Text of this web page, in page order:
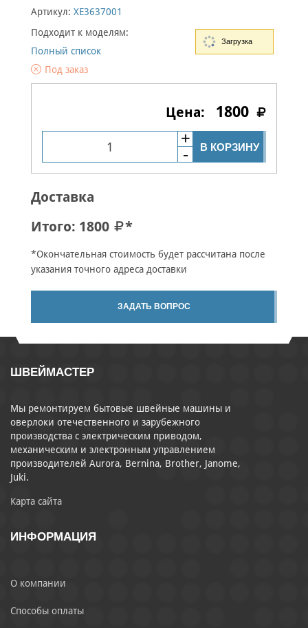
Артикул: XE3637001
Подходит к моделям:
Полный список
Под заказ
1800
В КОРЗИНУ
Доставка
Итого: 1800 *
*Окончательная стоимость будет рассчитана после
указания точного адреса доставки
ЗАДАТЬ ВОПРОС
ШВЕЙМАСТЕР
Мы ремонтируем бытовые швейные машины и
оверлоки отечественного и зарубежного
производства с электрическим приводом,
механическим и электронным управлением
производителей Aurora, Bernina, Brother, Janome,
Juki.
Карта сайта
ИНФОРМАЦИЯ
О компании
Способы оплаты
Загрузка